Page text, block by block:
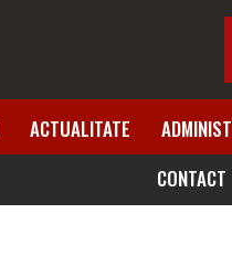
ACTUALITATE
CONTACT